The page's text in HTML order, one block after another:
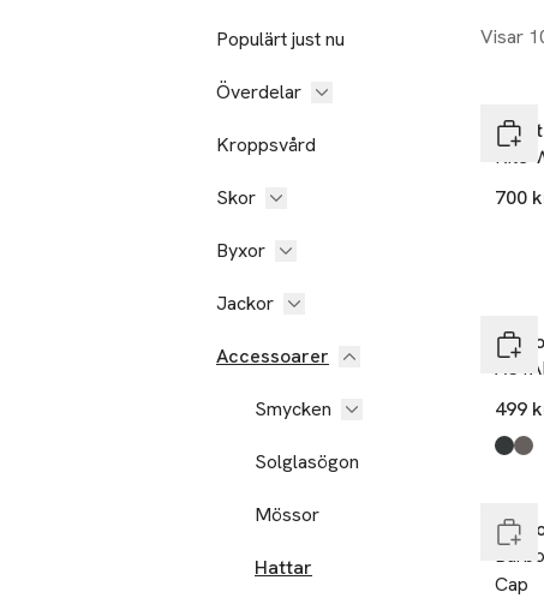
Populärt just nu
Överdelar
Kroppsvård
Skor
Byxor
Jackor
Accessoarer
Smycken
Solglasögon
Mössor
Hattar
Visar
Forét
Kite
700
499
Black
Dk
Nyhet
Cap